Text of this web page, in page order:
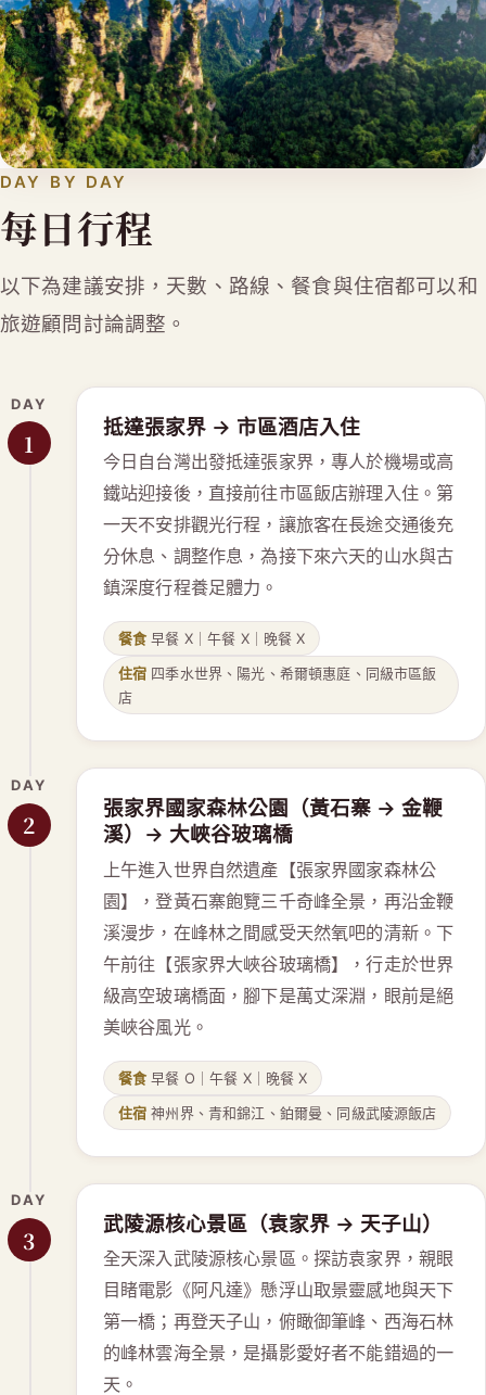
DAY BY DAY
每日行程
以下為建議安排，天數、路線、餐食與住宿都可以和
旅遊顧問討論調整。
DAY
1
抵達張家界 → 市區酒店入住
今日自台灣出發抵達張家界，專人於機場或高
鐵站迎接後，直接前往市區飯店辦理入住。第
一天不安排觀光行程，讓旅客在長途交通後充
分休息、調整作息，為接下來六天的山水與古
鎮深度行程養足體力。
餐食 早餐 X｜午餐 X｜晚餐 X
住宿 四季水世界、陽光、希爾頓惠庭、同級市區飯
店
DAY
2
張家界國家森林公園（黃石寨 → 金鞭
溪）→ 大峽谷玻璃橋
上午進入世界自然遺產【張家界國家森林公
園】，登黃石寨飽覽三千奇峰全景，再沿金鞭
溪漫步，在峰林之間感受天然氧吧的清新。下
午前往【張家界大峽谷玻璃橋】，行走於世界
級高空玻璃橋面，腳下是萬丈深淵，眼前是絕
美峽谷風光。
餐食 早餐 O｜午餐 X｜晚餐 X
住宿 神州界、青和錦江、鉑爾曼、同級武陵源飯店
DAY
3
武陵源核心景區（袁家界 → 天子山）
全天深入武陵源核心景區。探訪袁家界，親眼
目睹電影《阿凡達》懸浮山取景靈感地與天下
第一橋；再登天子山，俯瞰御筆峰、西海石林
的峰林雲海全景，是攝影愛好者不能錯過的一
天。